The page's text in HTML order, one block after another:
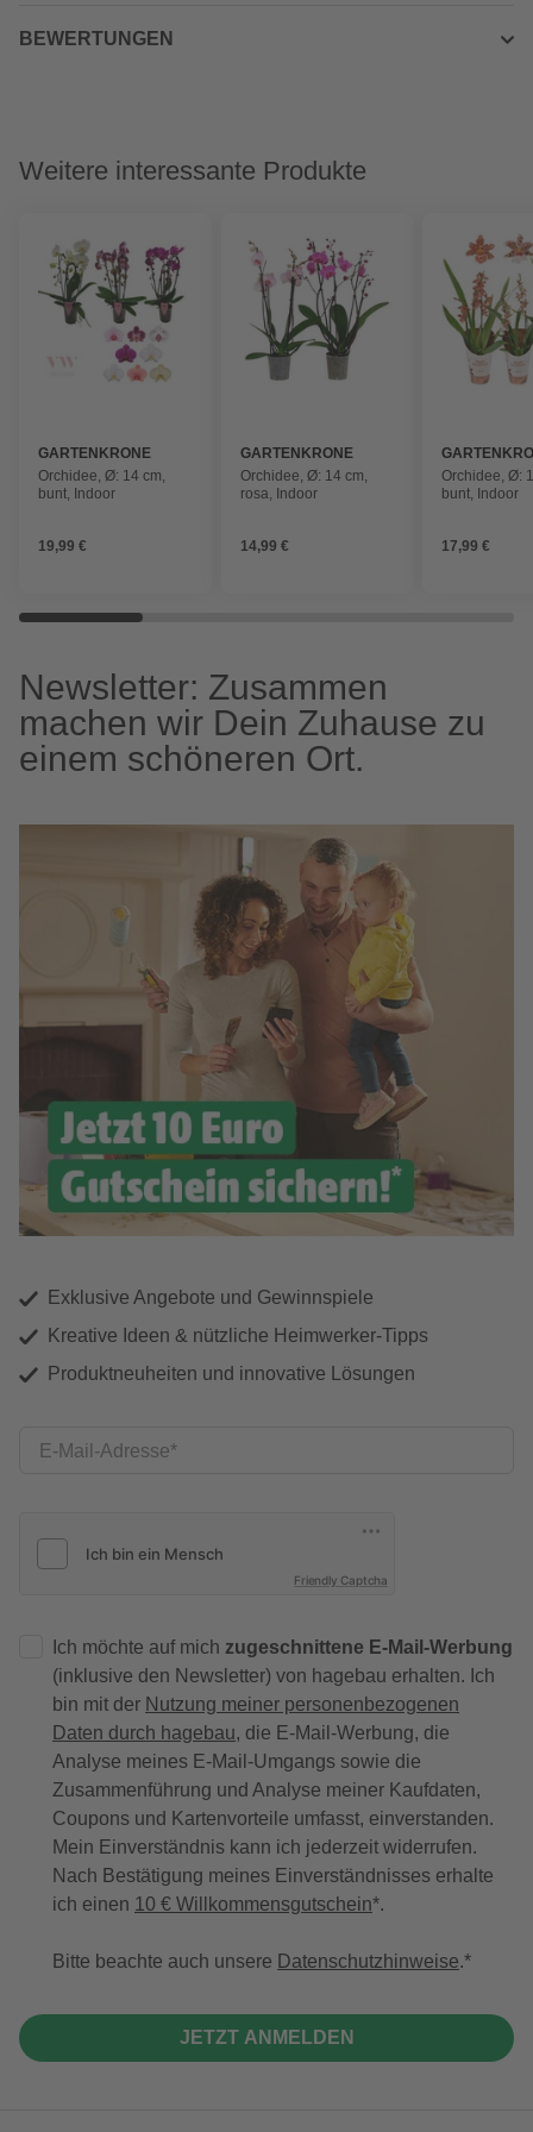
BEWERTUNGEN
Weitere interessante Produkte
GARTENKRONE
Orchidee, Ø: 14 cm,
bunt, Indoor
19,99 €
GARTENKRONE
Orchidee, Ø: 14 cm,
rosa, Indoor
14,99 €
Orchidee, Ø:
bunt, Indoor
17,99 €
Newsletter: Zusammen
machen wir Dein Zuhause zu
einem schöneren Ort.
Exklusive Angebote und Gewinnspiele
Kreative Ideen & nützliche Heimwerker-Tipps
Produktneuheiten und innovative Lösungen
E-Mail-Adresse
Friendly Captcha
Ich möchte auf mich zugeschnittene E-Mail-Werbung
(inklusive den Newsletter) von hagebau erhalten. Ich
bin mit der Nutzung meiner personenbezogenen
Daten durch hagebau, die E-Mail-Werbung, die
Analyse meines E-Mail-Umgangs sowie die
Zusammenführung und Analyse meiner Kaufdaten,
Coupons und Kartenvorteile umfasst, einverstanden.
Mein Einverständnis kann ich jederzeit widerrufen.
Nach Bestätigung meines Einverständnisses erhalte
ich einen 10 € Willkommensgutschein*.
Bitte beachte auch unsere Datenschutzhinweise.
JETZT ANMELDEN